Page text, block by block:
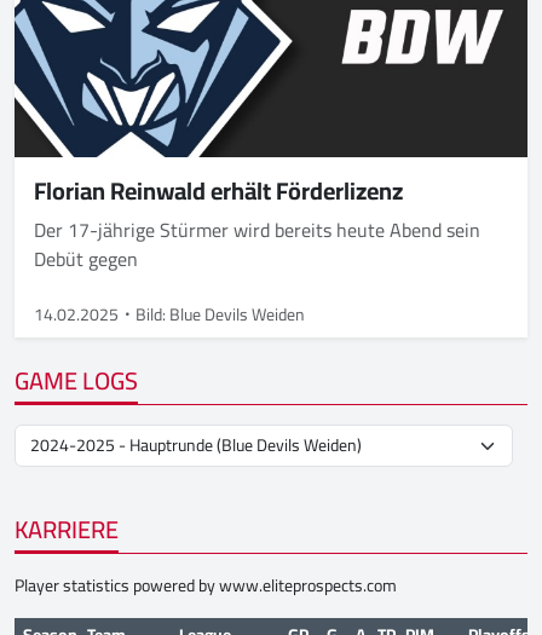
Florian Reinwald erhält Förderlizenz
Der 17-jährige Stürmer wird bereits heute Abend sein
Debüt gegen
14.02.2025 Bild: Blue Devils Weiden
GAME LOGS
KARRIERE
Player statistics powered bywww.eliteprospects.com